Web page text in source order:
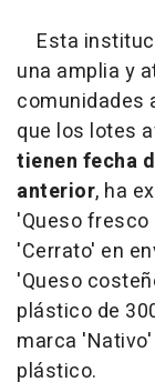
Esta
una amplia y
comunidades
que los lotes
tienen fecha
anterior, ha
'Queso
'Cerrato' en
'Queso
plástico de
marca
plástico.